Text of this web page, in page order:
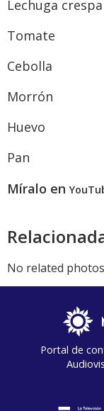
Lechuga crespa
Tomate
Cebolla
Morrón
Huevo
Pan
Míralo en
No related
Portal de